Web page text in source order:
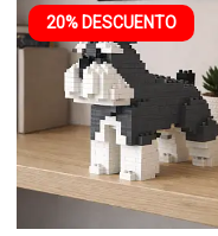
20% DESCUENTO